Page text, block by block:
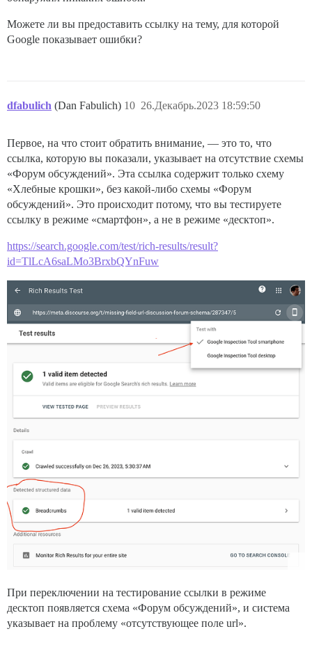
Можете ли вы предоставить ссылку на тему, для которой
Google показывает ошибки?
dfabulich (Dan Fabulich) 26.Декабрь.2023 18:59:50
10
Первое, на что стоит обратить внимание, — это то, что
ссылка, которую вы показали, указывает на отсутствие схемы
«Форум обсуждений». Эта ссылка содержит только схему
«Хлебные крошки», без какой-либо схемы «Форум
обсуждений». Это происходит потому, что вы тестируете
ссылку в режиме «смартфон», а не в режиме «десктоп».
https://search.google.com/test/rich-results/result?
id=TlLcA6saLMo3BrxbQYnFuw
При переключении на тестирование ссылки в режиме
десктоп появляется схема «Форум обсуждений», и система
указывает на проблему «отсутствующее поле url».